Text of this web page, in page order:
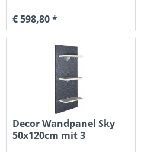
€ 598,80 *
Decor Wandpanel Sky
50x120cm mit 3